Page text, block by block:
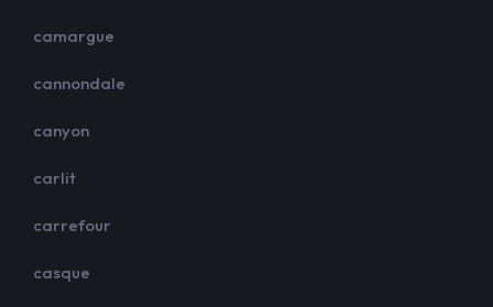
camargue
cannondale
canyon
carlit
carrefour
casque